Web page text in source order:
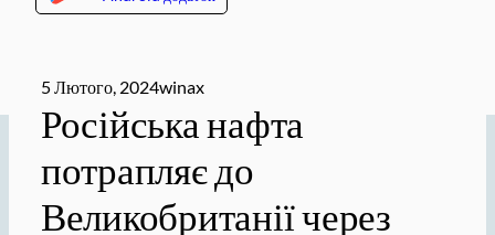
5 Лютого, 2024winax
Російська нафта
потрапляє до
Великобританії через